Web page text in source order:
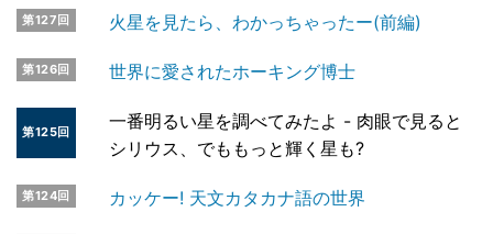
第127回 火星を見たら、わかっちゃったー(前編)
第126回 世界に愛されたホーキング博士
第125回
一番明るい星を調べてみたよ - 肉眼で見ると
シリウス、でももっと輝く星も?
第124回 カッケー! 天文カタカナ語の世界